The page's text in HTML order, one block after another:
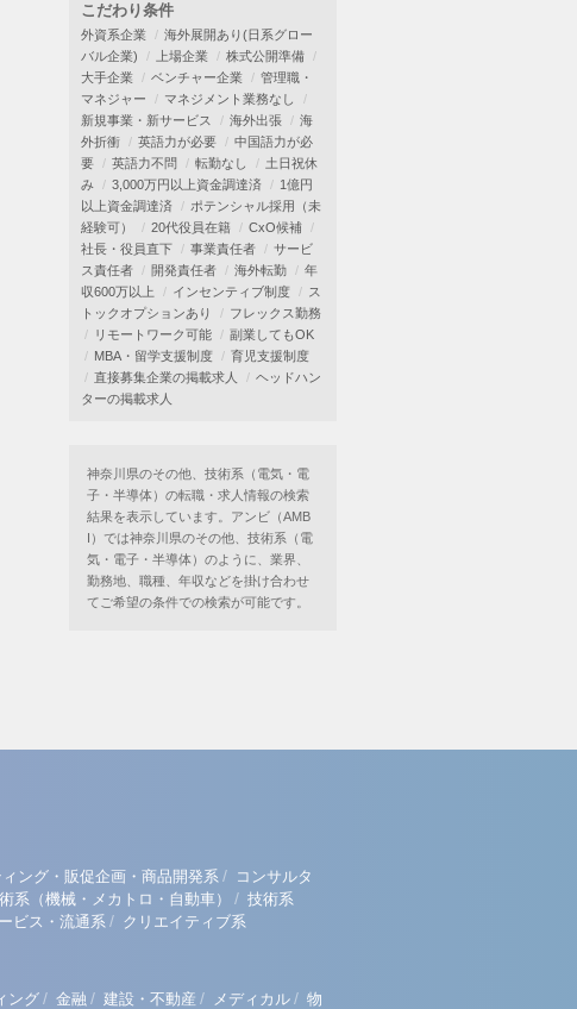
こだわり条件
外資系企業
海外展開あり(日系グロー
バル企業)
上場企業
株式公開準備
大手企業
ベンチャー企業
管理職・
マネジャー
マネジメント業務なし
新規事業・新サービス
海外出張
海
外折衝
英語力が必要
中国語力が必
要
英語力不問 転勤なし
土日祝休
み
3,000万円以上資金調達済
1億円
以上資金調達済
ポテンシャル採用（未
経験可）
20代役員在籍
CxO候補
社長・役員直下
事業責任者
サービ
ス責任者
開発責任者 海外転勤
年
収600万以上
インセンティブ制度
ス
トックオプションあり
フレックス勤務
リモートワーク可能
副業してもOK
MBA・留学支援制度
育児支援制度
直接募集企業の掲載求人
ヘッドハン
ターの掲載求人
神奈川県のその他、技術系（電気・電
子・半導体）の転職・求人情報の検索
結果を表示しています。アンビ（AMB
I）では神奈川県のその他、技術系（電
気・電子・半導体）のように、業界、
勤務地、職種、年収などを掛け合わせ
てご希望の条件での検索が可能です。
ング・販促企画・商品開発系 / コンサルタ
系（機械・メカトロ・自動車） / 技術系
ビス・流通系 / クリエイティブ系
ング / 金融 / 建設・不動産 / メディカル / 物